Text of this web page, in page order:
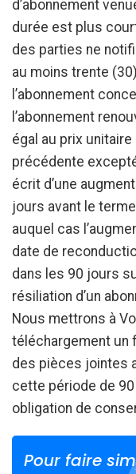
d’abonnement
durée est plus
des parties ne
au moins trente
l’abonnement
l’abonnement
égal au prix unitaire
précédente
écrit d’une
jours avant le
auquel cas
date de
dans les 90 jours
résiliation d’un
Nous mettrons à
téléchargement un
des pièces jointes
cette période de 90
obligation de
Pour faire